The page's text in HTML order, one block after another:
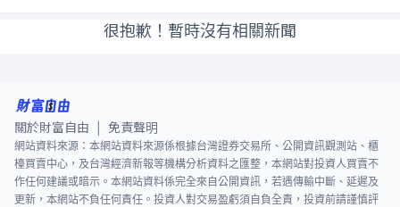
很抱歉！暫時沒有相關新聞
關於財富自由 免責聲明
網站資料來源：本網站資料來源係根據台灣證券交易所、公開資訊觀測站、櫃
檯買賣中心，及台灣經濟新報等機構分析資料之匯整，本網站對投資人買賣不
作任何建議或暗示。本網站資料係完全來自公開資訊，若遇傳輸中斷、延遲及
更新，本網站不負任何責任。投資人對交易盈虧須自負全責，投資前請謹慎評